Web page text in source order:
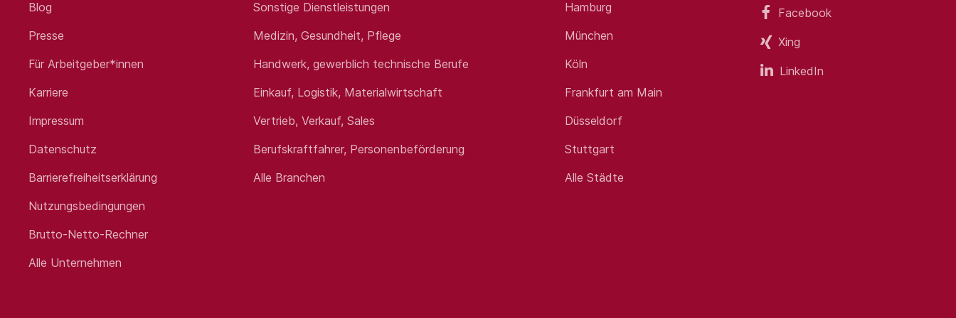
Blog
Presse
Für Arbeitgeber*innen
Karriere
Impressum
Datenschutz
Barrierefreiheitserklärung
Nutzungsbedingungen
Brutto-Netto-Rechner
Alle Unternehmen
Sonstige Dienstleistungen
Medizin, Gesundheit, Pflege
Handwerk, gewerblich technische Berufe
Einkauf, Logistik, Materialwirtschaft
Vertrieb, Verkauf, Sales
Berufskraftfahrer, Personenbeförderung
Alle Branchen
Hamburg
München
Köln
Frankfurt am Main
Düsseldorf
Stuttgart
Alle Städte
Facebook
Xing
LinkedIn